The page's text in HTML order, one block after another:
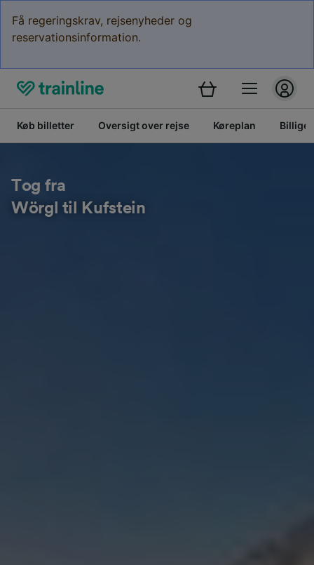
Få regeringskrav, rejsenyheder og
reservationsinformation.
Køb billetter Oversigt over rejse Køreplan Billige
Tog fra
Wörgl til Kufstein